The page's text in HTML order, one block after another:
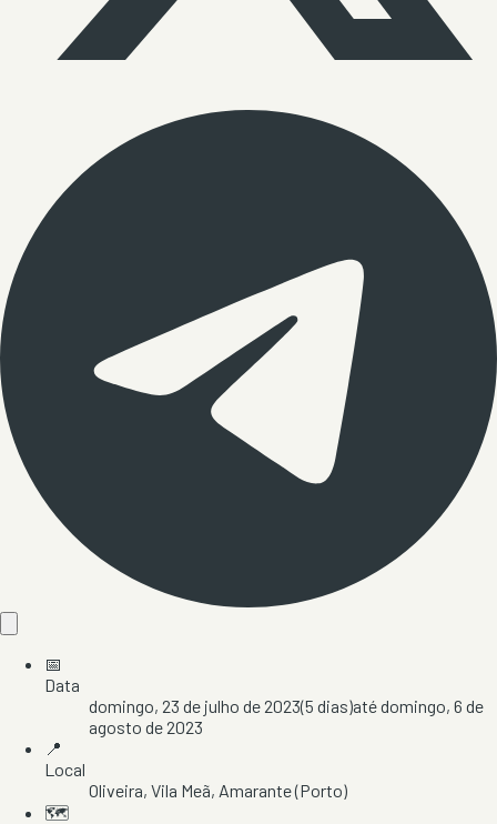
📅
Data
domingo, 23 de julho de 2023(5 dias)atédomingo, 6 de
agosto de 2023
📍
Local
Oliveira, Vila Meã, Amarante(Porto)
🗺️